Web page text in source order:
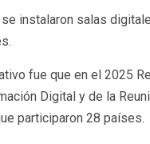
instalaron salas
fue que en el 2025
Digital y de la
participaron 28 países.